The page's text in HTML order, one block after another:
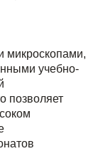
микроскопами,
учебно-
позволяет